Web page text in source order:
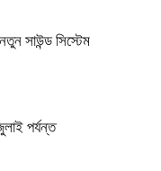
সাউন্ড সিস্টেম
পর্যন্ত